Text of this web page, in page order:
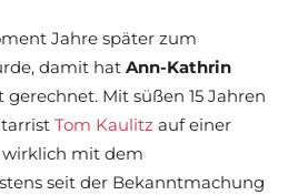
Jahre später zum
damit hat Ann-Kathrin
Mit süßen 15 Jahren
Tom Kaulitz auf einer
wirklich mit dem
seit der Bekanntmachung